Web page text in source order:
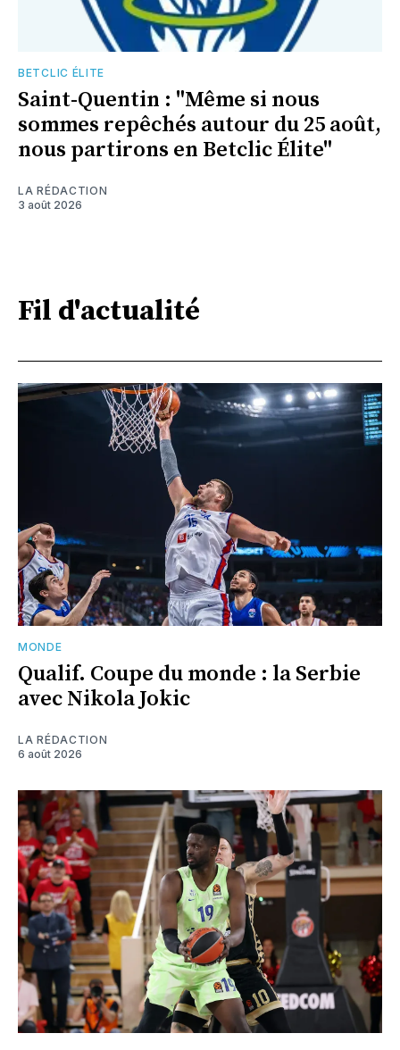
BETCLIC ÉLITE
Saint-Quentin : "Même si nous
sommes repêchés autour du 25 août,
nous partirons en Betclic Élite"
LA RÉDACTION
3 août 2026
Fil d'actualité
MONDE
Qualif. Coupe du monde : la Serbie
avec Nikola Jokic
LA RÉDACTION
6 août 2026